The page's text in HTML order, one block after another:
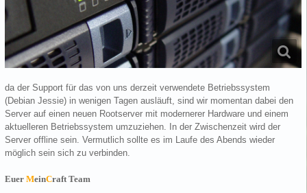
da der Support für das von uns derzeit verwendete Betriebssystem
(Debian Jessie) in wenigen Tagen ausläuft, sind wir momentan dabei den
Server auf einen neuen Rootserver mit modernerer Hardware und einem
aktuelleren Betriebssystem umzuziehen. In der Zwischenzeit wird der
Server offline sein. Vermutlich sollte es im Laufe des Abends wieder
möglich sein sich zu verbinden.
Euer MeinCraft Team